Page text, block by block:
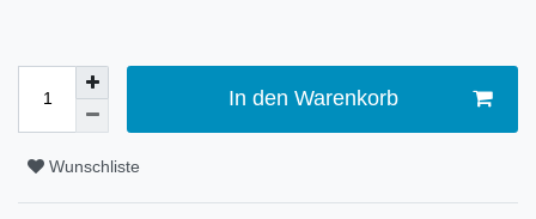
In den Warenkorb
Wunschliste